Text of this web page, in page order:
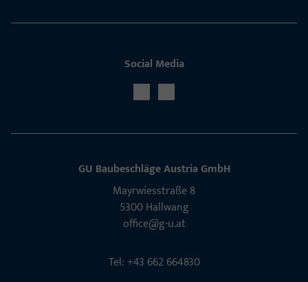
Social Media
GU Baubeschläge Aus­tria GmbH
Mayrwies­straße 8
5300 Hall­wang
office@g-u.at
Tel: +43 662 664830